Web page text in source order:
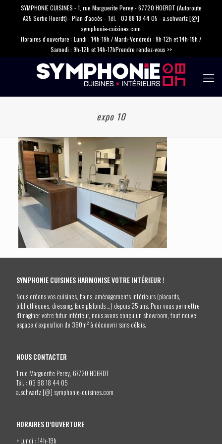
SYMPHONIE CUISINES - 1, rue Marguerite Perey - 67720 HOERDT (Autoroute
A35 Sortie Hoerdt) -Plan d'accès - Tél. : 03 88 18 44 05 -a.schwartz [@]
symphonie-cuisines.com
Horaires d'ouverture : Lundi : 14h-19h / Mardi-Vendredi : 9h-12h et 14h-19h /
Samedi : 9h-12h et 14h-17hPrendre rendez-vous >>
expo 10
SYMPHONIE CUISINES HARMONISE VOTRE INTÉRIEUR !
Nous créons vos cuisines, bains, aménagements intérieurs (placards,
bibliothèques, dressing, faux plafonds …) depuis 25 ans. Pour vous permettre
d’imaginer votre futur intérieur, nous avons conçu un showroom, tout nouvel
espace d’exposition de 380m² à découvrir sans délais.
NOUS CONTACTER
1 rue Marguerite Perey, 67720 HOERDT
Tél. : 03 88 18 44 05
a.schwartz [@] symphonie-cuisines.com
HORAIRES D’OUVERTURE
> Lundi : 14h-19h